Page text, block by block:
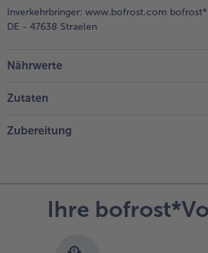
Inverkehrbringer: www.bofrost.com
DE - 47638 Straelen
Nährwerte
Zutaten
Zubereitung
Ihre